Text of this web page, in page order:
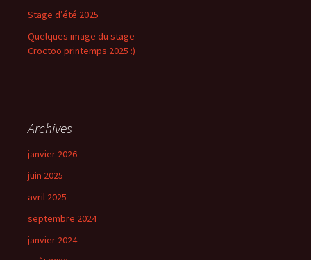
Stage d’été 2025
Quelques image du stage
Croctoo printemps 2025 :)
Archives
janvier 2026
juin 2025
avril 2025
septembre 2024
janvier 2024